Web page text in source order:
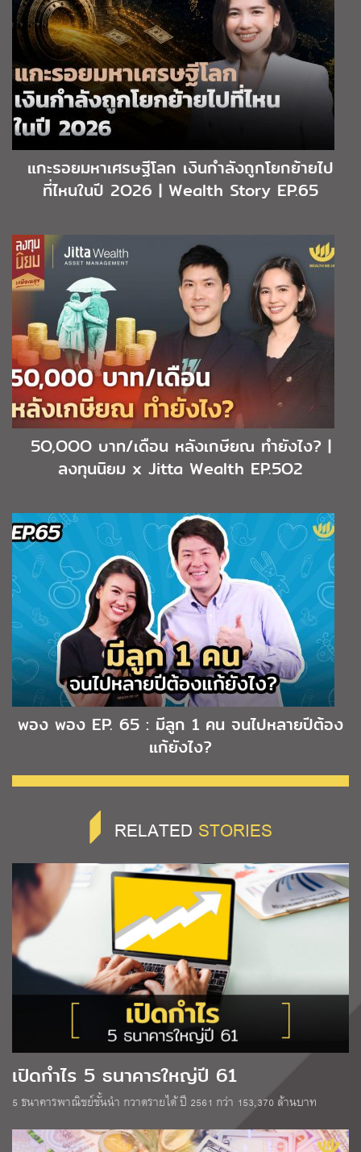
แกะรอยมหาเศรษฐีโลก เงินกำลังถูกโยกย้ายไป
ที่ไหนในปี 2O26 | Wealth Story EP.65
5O,OOO บาท/เดือน หลังเกษียณ ทำยังไง? |
ลงทุนนิยม x Jitta Wealth EP.5O2
พอง พอง EP. 65 : มีลูก 1 คน จนไปหลายปีต้อง
แก้ยังไง?
RELATED STORIES
เปิดกำไร 5 ธนาคารใหญ่ปี 61
5 ธนาคารพาณิชย์ชั้นนำ กวาดรายได้ ปี 2561 กว่า 153,370 ล้านบาท